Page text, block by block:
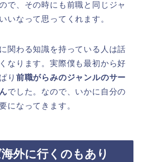
で、その時にも前職と同じジャ
いなって思ってくれます。
関わる知識を持っている人は話
なります。実際僕も最初から好
り 前職がらみのジャンルのサー
でした。なので、いかに自分の
になってきます。
外に行くのもあり